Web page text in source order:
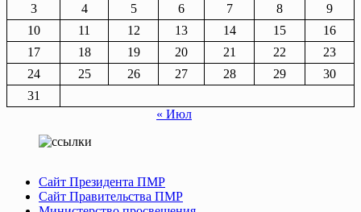
3
4 5 6 7 8
9
10
11 12 13 14 15
16
17
18 19 20 21 22
23
24
25 26 27 28 29
30
31
« Июл
Сайт Президента ПМР
Сайт Правительства ПМР